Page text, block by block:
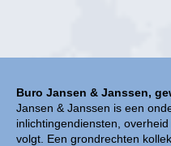
Buro Jansen & Janssen,
Jansen & Janssen is een
inlichtingendiensten,
volgt. Een grondrechten